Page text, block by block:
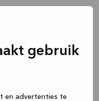
gebruik
en advertenties te